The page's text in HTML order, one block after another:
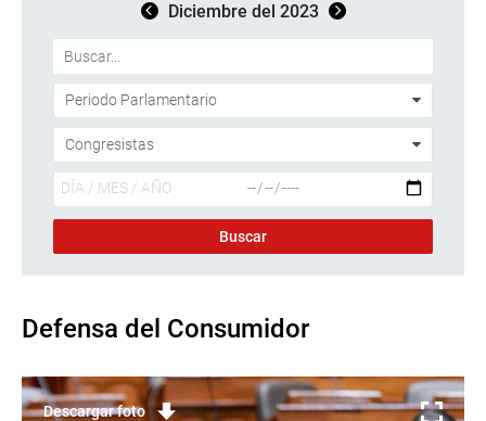
Diciembre del 2023
Defensa del Consumidor
Descargar foto